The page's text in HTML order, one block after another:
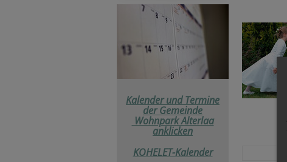
Kalender und Termine
derGemeinde
Wohnpark Alterlaa
anklicken
KOHELET-Kalender